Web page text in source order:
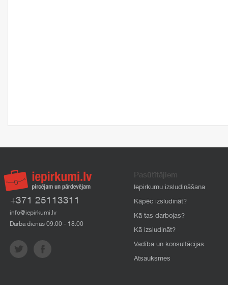
+371 25113311
info@iepirkumi.lv
Darba dienās 09:00 - 18:00
Pasūtītājiem
Iepirkumu izsludināšana
Kāpēc izsludināt?
Kā tas darbojas?
Kā izsludināt?
Vadība un konsultācijas
Atsauksmes